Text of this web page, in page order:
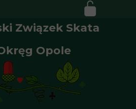
Związek Skata
Opole